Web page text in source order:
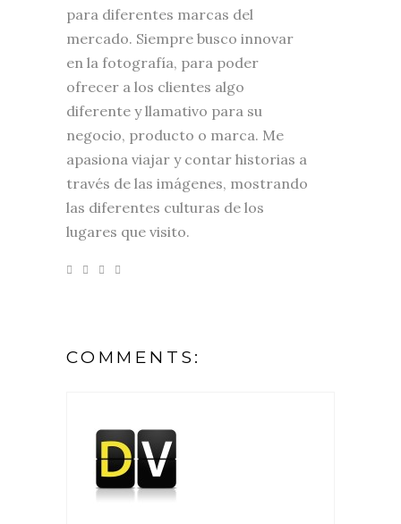
para diferentes marcas del
mercado. Siempre busco innovar
en la fotografía, para poder
ofrecer a los clientes algo
diferente y llamativo para su
negocio, producto o marca. Me
apasiona viajar y contar historias a
través de las imágenes, mostrando
las diferentes culturas de los
lugares que visito.
COMMENTS: